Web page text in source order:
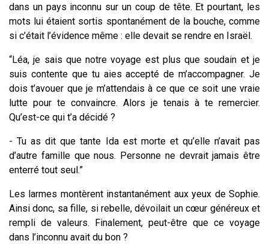
dans un pays inconnu sur un coup de tête. Et pourtant, les
mots lui étaient sortis spontanément de la bouche, comme
si c’était l’évidence même : elle devait se rendre en Israël.
“Léa, je sais que notre voyage est plus que soudain et je
suis contente que tu aies accepté de m’accompagner. Je
dois t’avouer que je m’attendais à ce que ce soit une vraie
lutte pour te convaincre. Alors je tenais à te remercier.
Qu’est-ce qui t’a décidé ?
- Tu as dit que tante Ida est morte et qu’elle n’avait pas
d’autre famille que nous. Personne ne devrait jamais être
enterré tout seul.”
Les larmes montèrent instantanément aux yeux de Sophie.
Ainsi donc, sa fille, si rebelle, dévoilait un cœur généreux et
rempli de valeurs. Finalement, peut-être que ce voyage
dans l’inconnu avait du bon ?